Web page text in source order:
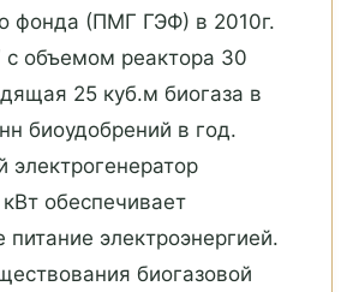
фонда (ПМГ ГЭФ) в 2010г.
с объемом реактора 30
25 куб.м биогаза в
биоудобрений в год.
электрогенератор
обеспечивает
питание электроэнергией.
биогазовой